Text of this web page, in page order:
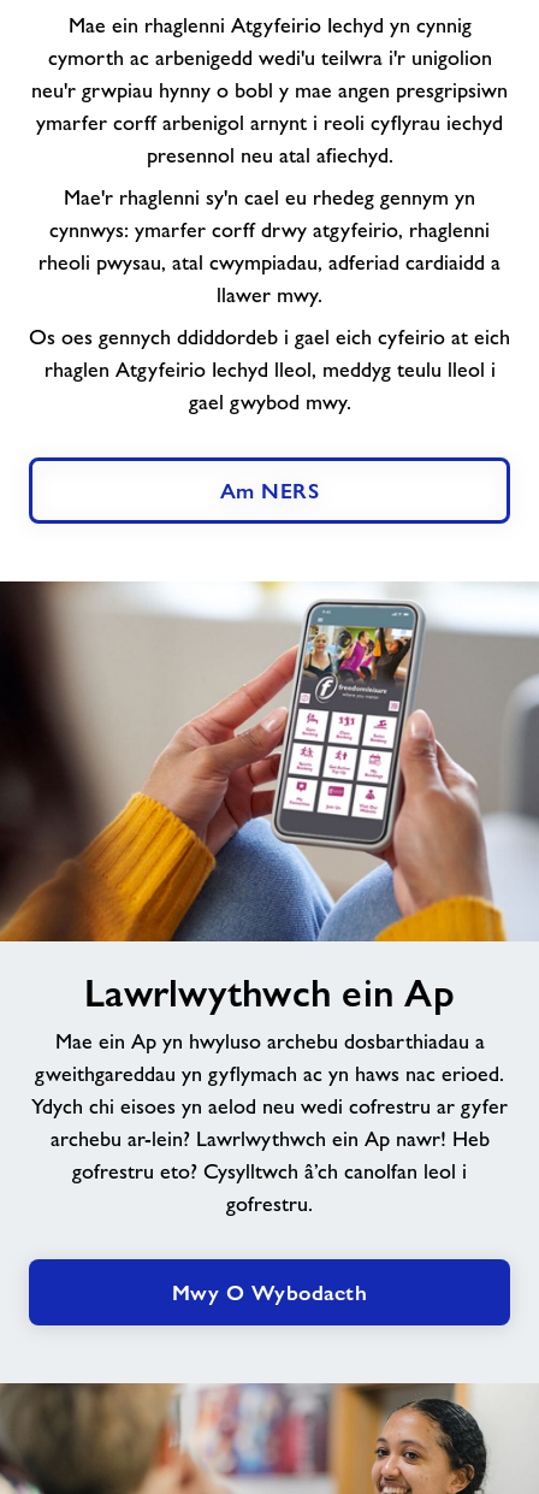
Wneud
Ymarfer
Corff:
Mae ein rhaglenni Atgyfeirio Iechyd yn cynnig
cymorth ac arbenigedd wedi'u teilwra i'r unigolion
neu'r grwpiau hynny o bobl y mae angen presgripsiwn
ymarfer corff arbenigol arnynt i reoli cyflyrau iechyd
presennol neu atal afiechyd.
Mae'r rhaglenni sy'n cael eu rhedeg gennym yn
cynnwys: ymarfer corff drwy atgyfeirio, rhaglenni
rheoli pwysau, atal cwympiadau, adferiad cardiaidd a
llawer mwy.
Os oes gennych ddiddordeb i gael eich cyfeirio at eich
rhaglen Atgyfeirio Iechyd lleol, meddyg teulu lleol i
gael gwybod mwy.
Am NERS
Lawrlwythwch ein Ap
Mae ein Ap yn hwyluso archebu dosbarthiadau a
gweithgareddau yn gyflymach ac yn haws nac erioed.
Ydych chi eisoes yn aelod neu wedi cofrestru ar gyfer
archebu ar-lein? Lawrlwythwch ein Ap nawr! Heb
gofrestru eto? Cysylltwch â’ch canolfan leol i
gofrestru.
Mwy O Wybodaeth